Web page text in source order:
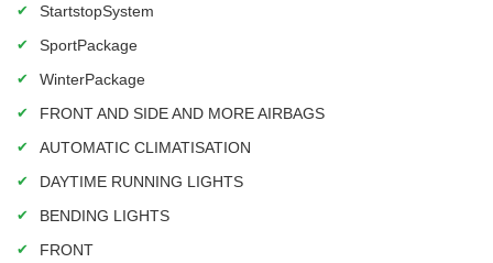
✔ StartstopSystem
✔ SportPackage
✔ WinterPackage
✔ FRONT AND SIDE AND MORE AIRBAGS
✔ AUTOMATIC CLIMATISATION
✔ DAYTIME RUNNING LIGHTS
✔ BENDING LIGHTS
✔ FRONT